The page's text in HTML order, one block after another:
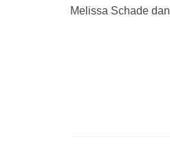
Melissa Schade